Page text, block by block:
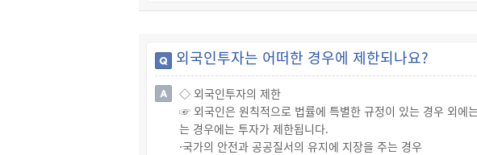
외국인투자는 어떠한 경우에 제한되나요?
◇ 외국인투자의 제한
☞ 외국인은 원칙적으로 법률에 특별한 규정이 있는 경우 외에
는 경우에는 투자가 제한됩니다.
·국가의 안전과 공공질서의 유지에 지장을 주는 경우